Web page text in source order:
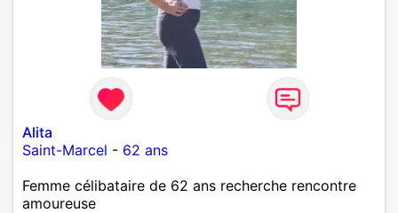
Alita
Saint-Marcel - 62 ans
Femme célibataire de 62 ans recherche rencontre
amoureuse